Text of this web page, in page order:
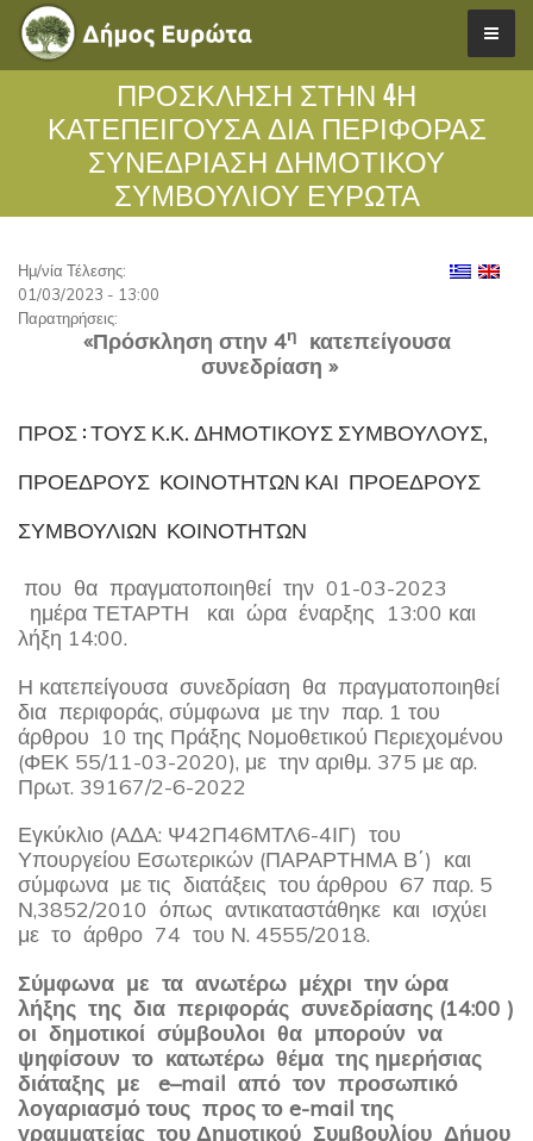
ΠΡΟΣΚΛΗΣΗ ΣΤΗΝ 4Η
ΚΑΤΕΠΕΙΓΟΥΣΑ ΔΙΑ ΠΕΡΙΦΟΡΑΣ
ΣΥΝΕΔΡΙΑΣΗ ΔΗΜΟΤΙΚΟΥ
ΣΥΜΒΟΥΛΙΟΥ ΕΥΡΩΤΑ
Ημ/νία Τέλεσης:
01/03/2023 - 13:00
Παρατηρήσεις:
«Πρόσκληση στην 4η
κατεπείγουσα
συνεδρίαση »
ΠΡΟΣ : ΤΟΥΣ Κ.Κ. ΔΗΜΟΤΙΚΟΎΣ ΣΥΜΒΟΎΛΟΥΣ,
ΠΡΟΈΔΡΟΥΣ ΚΟΙΝΟΤΉΤΩΝ ΚΑΙ ΠΡΟΈΔΡΟΥΣ
ΣΥΜΒΟΥΛΊΩΝ ΚΟΙΝΟΤΉΤΩΝ
που θα πραγματοποιηθεί την 01-03-2023
ημέρα ΤΕΤΑΡΤΗ και ώρα έναρξης 13:00 και
λήξη 14:00.
Η κατεπείγουσα συνεδρίαση θα πραγματοποιηθεί
δια περιφοράς, σύμφωνα με την παρ. 1 του
άρθρου 10 της Πράξης Νομοθετικού Περιεχομένου
(ΦΕΚ 55/11-03-2020), με την αριθμ. 375 με αρ.
Πρωτ. 39167/2-6-2022
Εγκύκλιο (ΑΔΑ: Ψ42Π46ΜΤΛ6-4ΙΓ) του
Υπουργείου Εσωτερικών (ΠΑΡΑΡΤΗΜΑ Β΄) και
σύμφωνα με τις διατάξεις του άρθρου 67 παρ. 5
Ν,3852/2010 όπως αντικαταστάθηκε και ισχύει
με το άρθρο 74 του Ν. 4555/2018.
Σύμφωνα με τα ανωτέρω μέχρι την ώρα
λήξης της δια περιφοράς συνεδρίασης (14:00 )
οι δημοτικοί σύμβουλοι θα μπορούν να
ψηφίσουν το κατωτέρω θέμα της ημερήσιας
διάταξης με
e–mail από τον προσωπικό
λογαριασμό τους προς το e-mail της
γραμματείας του Δημοτικού Συμβουλίου Δήμου